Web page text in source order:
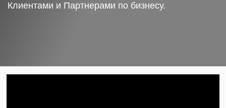
Клиентами и Партнерами по бизнесу.